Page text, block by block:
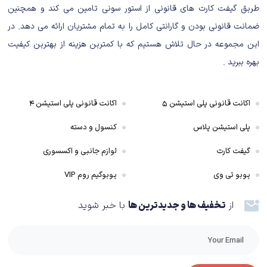
متوجه خواهیم شد که نه گیم پلی بازی چیز خاص و مطرحی داشت و نه گرافیک.
جدا از این موارد، عناوینی نیز این قضیه برای آن ها کاملا مشهود است اما با روایت
نامناسب داستان، همه چیز را خراب و به قول معروف حیف و میل می کنند. خیلی
ها، از لطفی که داستان در حق موفقیت بازی می کند، بی خبرند و نمی خواهند
صدا گذاری بی نقص و گرافیک محشر. همه به لطف نایتی داگ، خوب از آب در
امدند. اما رکنی که در این بین بیش تر از همه خودنمایی می کرد، داستان زیبای
بازی بود. هیچ کس نمی توانست صحنه ی بعدی را پیش بینی کند و همه چیز
Thief لازم به تظاهر نیست. لازم از تعریف و تمجید نیست، و همه چیز مثل روز از
به کمبود و نقایص داستان پی بردیم. داستان بازی بدون هیچ مقدمه و با صحبت
طریق گیفت کارت های قانونی از استور سونی تامین می کند و همچنین
ضمانت قانونی بودن و گارانتی کامل را به تمام مشتریان ارائه می دهد. در
این مجموعه در حال تلاش هستیم که با کمترین هزینه از بهترین کیفیت
بهره ببرید .
اکانت قانونی پلی استیشن ۵
پلی استیشن پلاس
گیفت کارت
پوبو تی وی
اکانت قانونی پلی استیشن ۴
کنسول و دسته
لوازم جانبی و اکسسوری
پوبوگیم روم VIP
از تخفیف ها و جدیدترین ها با خبر شوید